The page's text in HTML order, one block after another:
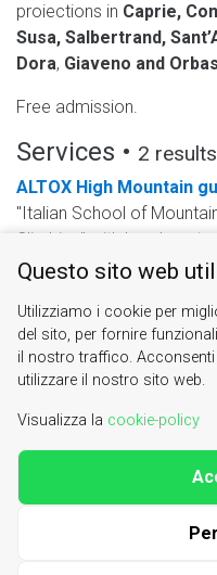
proiections in Caprie,
Susa, Salbertrand,
Dora, Giaveno and
Free admission.
Services • 2 results
ALTOX High Mountain
"Italian School of
Climbing" with
Valsusa Alpine Guides,
Associazione di guide
hanno fatto di una
accompagnano gruppi e
del mondo. Alpinismo a
...
Valle di Susa.
info@vallesusa-
Questo sito web
Utilizziamo i cookie per
del sito, per fornire
il nostro traffico.
utilizzare il nostro sito web.
Visualizza la cookie-policy